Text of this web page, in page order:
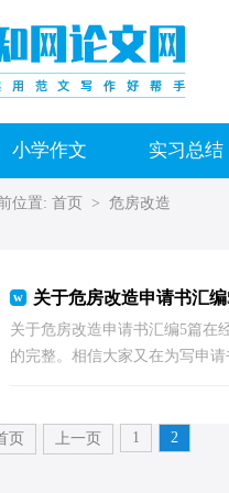
小学作文 实习总结
位置: 首页 > 危房改造
关于危房改造申请书汇
关于危房改造申请书汇编5篇在
的完整。相信大家又在为写申
页 上一页 1 2